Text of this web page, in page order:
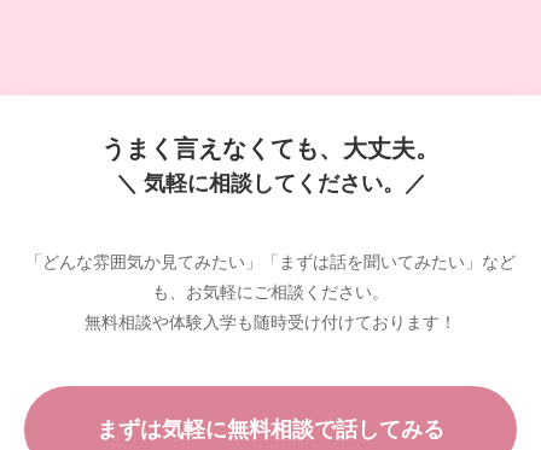
うまく言えなくても、大丈夫。
＼ 気軽に相談してください。／
「どんな雰囲気か見てみたい」「まずは話を聞いてみたい」など
も、お気軽にご相談ください。
無料相談や体験入学も随時受け付けております！
まずは気軽に無料相談で話してみる